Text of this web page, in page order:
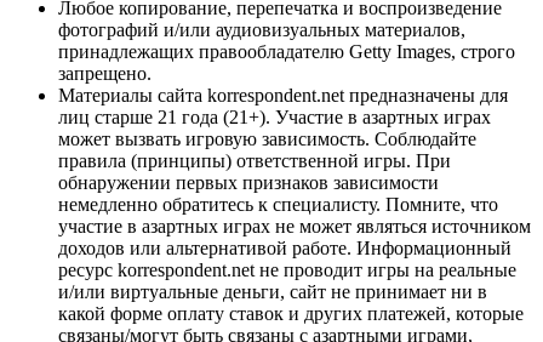
Любое копирование, перепечатка и воспроизведение
фотографий и/или аудиовизуальных материалов,
принадлежащих правообладателю Getty Images, строго
запрещено.
Материалы сайта korrespondent.net предназначены для
лиц старше 21 года (21+). Участие в азартных играх
может вызвать игровую зависимость. Соблюдайте
правила (принципы) ответственной игры. При
обнаружении первых признаков зависимости
немедленно обратитесь к специалисту. Помните, что
участие в азартных играх не может являться источником
доходов или альтернативой работе. Информационный
ресурс korrespondent.net не проводит игры на реальные
и/или виртуальные деньги, сайт не принимает ни в
какой форме оплату ставок и других платежей, которые
связаны/могут быть связаны с азартными играми,